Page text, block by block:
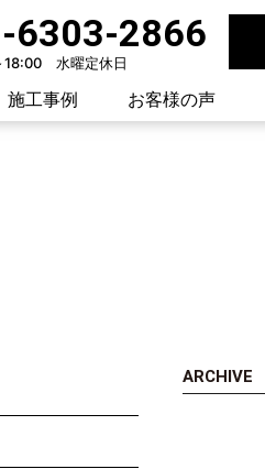
6303-2866
18:00 水曜定休日
施工事例 お客様の声
ARCHIVE